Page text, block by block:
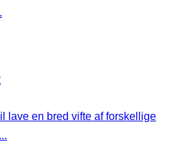
lave en bred vifte af forskellige